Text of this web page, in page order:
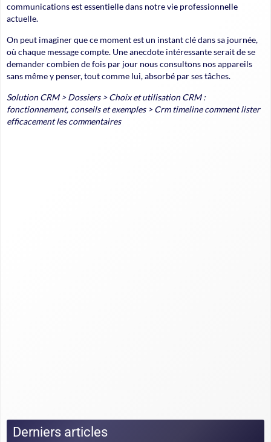
communications est essentielle dans notre vie professionnelle
actuelle.
On peut imaginer que ce moment est un instant clé dans sa journée,
où chaque message compte. Une anecdote intéressante serait de se
demander combien de fois par jour nous consultons nos appareils
sans même y penser, tout comme lui, absorbé par ses tâches.
Solution CRM >Dossiers >Choix et utilisation CRM :
fonctionnement, conseils et exemples >Crm timeline comment lister
efficacement les commentaires
Derniers articles